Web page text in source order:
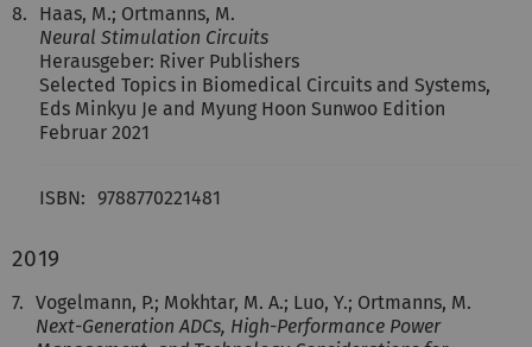
8.
Haas, M.; Ortmanns, M.
Neural Stimulation Circuits
Herausgeber: River Publishers
Selected Topics in Biomedical Circuits and Systems,
Eds Minkyu Je and Myung Hoon Sunwoo Edition
Februar 2021
ISBN: 9788770221481
2019
7. Vogelmann, P.; Mokhtar, M. A.; Luo, Y.; Ortmanns, M.
Next-Generation ADCs, High-Performance Power